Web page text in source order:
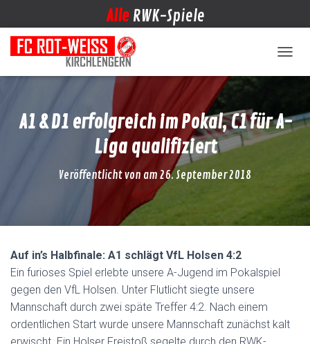
Alle RWK-Spiele
A1 & D1 erfolgreich im Pokal, C1 für A-
Liga qualifiziert
Veröffentlicht von am 26. September 2018
Auf in’s Halbfinale: A1 schlägt VfL Holsen 4:2
Ein furioses Spiel erlebte unsere A-Jugend im Pokalspiel
gegen den VfL Holsen. Unter Flutlicht siegte unsere
Mannschaft durch zwei späte Treffer 4:2. Nach einem
ordentlichen Start wurde unsere Mannschaft zunächst kalt